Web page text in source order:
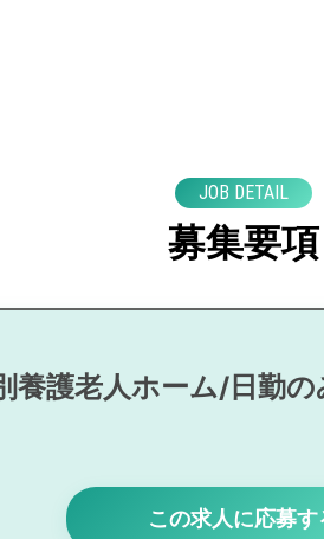
JOB DETAIL
募集要項
養護老人ホーム/日勤
この求人に応募す